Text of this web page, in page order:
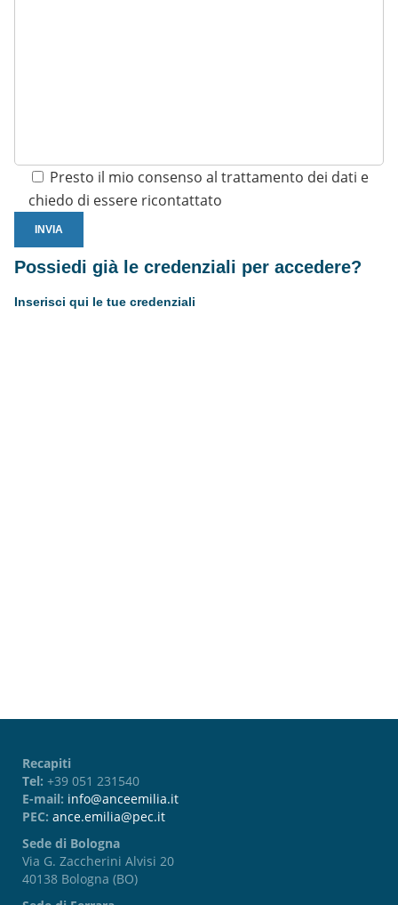
Presto il mio consenso al trattamento dei dati e
chiedo di essere ricontattato
Possiedi già le credenziali per accedere?
Inserisci qui le tue credenziali
Recapiti
Tel: +39 051 231540
E-mail: info@anceemilia.it
PEC: ance.emilia@pec.it
Sede di Bologna
Via G. Zaccherini Alvisi 20
40138 Bologna (BO)